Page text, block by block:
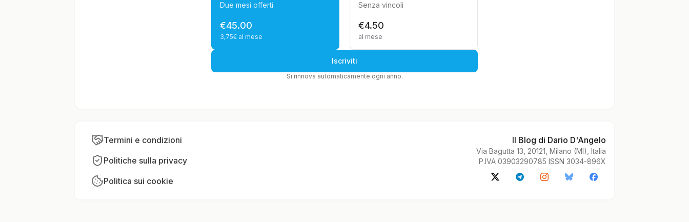
Due mesi offerti
€45.00
3,75€ al mese
Senza vincoli
€4.50
al mese
Iscriviti
Si rinnova automaticamente ogni anno.
Termini e condizioni
Politiche sulla privacy
Politica sui cookie
Il Blog di Dario D'Angelo
Via Bagutta 13, 20121, Milano (MI), Italia
P.IVA 03903290785 ISSN 3034-896X